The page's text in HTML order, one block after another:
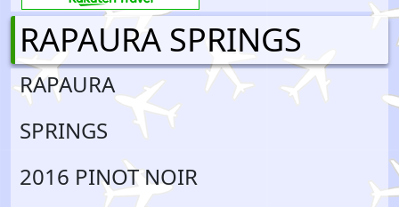
RAPAURA SPRINGS
RAPAURA
SPRINGS
2016 PINOT NOIR